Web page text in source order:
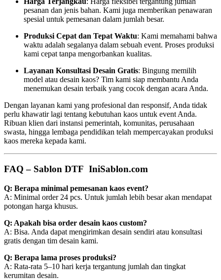
pesanan dan jenis bahan. Kami juga memberikan penawaran
spesial untuk pemesanan dalam jumlah besar.
Produksi Cepat dan Tepat Waktu: Kami memahami bahwa
waktu adalah segalanya dalam sebuah event. Proses produksi
kami cepat tanpa mengorbankan kualitas.
Layanan Konsultasi Desain Gratis: Bingung memilih
model atau desain kaos? Tim kami siap membantu Anda
menemukan desain terbaik yang cocok dengan acara Anda.
Dengan layanan kami yang profesional dan responsif, Anda tidak
perlu khawatir lagi tentang kebutuhan kaos untuk event Anda.
Ribuan klien dari instansi pemerintah, komunitas, perusahaan
swasta, hingga lembaga pendidikan telah mempercayakan produksi
kaos mereka kepada kami.
FAQ – Sablon DTF IniSablon.com
Q: Berapa minimal pemesanan kaos event?
A: Minimal order 24 pcs. Untuk jumlah lebih besar akan mendapat
potongan harga khusus.
Q: Apakah bisa order desain kaos custom?
A: Bisa. Anda dapat mengirimkan desain sendiri atau konsultasi
gratis dengan tim desain kami.
Q: Berapa lama proses produksi?
A: Rata-rata 5–10 hari kerja tergantung jumlah dan tingkat
kerumitan desain.